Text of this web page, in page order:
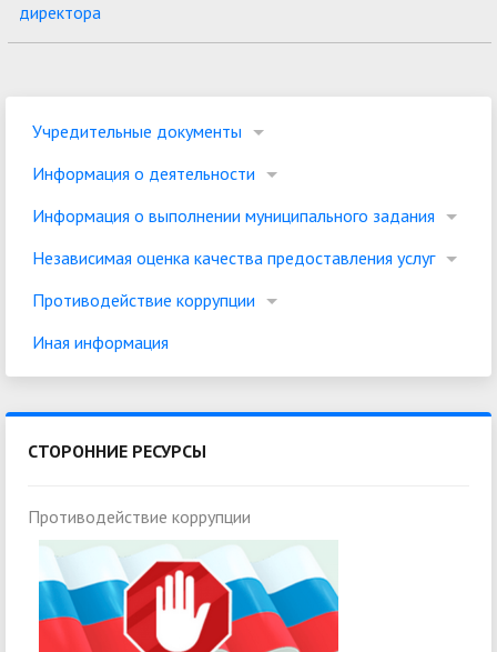
директора
Учредительные документы
Информация о деятельности
Информация о выполнении муниципального задания
Независимая оценка качества предоставления услуг
Противодействие коррупции
Иная информация
СТОРОННИЕ РЕСУРСЫ
Противодействие коррупции